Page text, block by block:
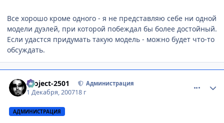
Все хорошо кроме одного - я не представляю себе ни одной
модели дуэлей, при которой побеждал бы более достойный.
Если удастся придумать такую модель - можно будет что-то
обсуждать.
Project-2501 Администрация
1 Декабря, 200718 г
АДМИНИСТРАЦИЯ